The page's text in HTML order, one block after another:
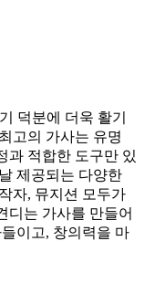
덕분에 더욱 활기
고의 가사는 유명
과 적합한 도구만 있
제공되는 다양한
자, 뮤지션 모두가
디는 가사를 만들어
이고, 창의력을 마